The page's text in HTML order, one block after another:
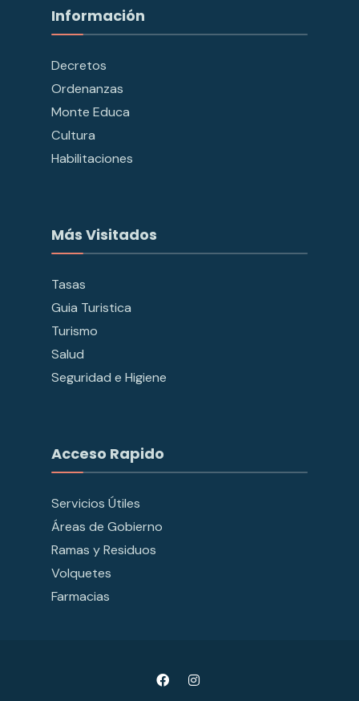
Información
Decretos
Ordenanzas
Monte Educa
Cultura
Habilitaciones
Más Visitados
Tasas
Guia Turistica
Turismo
Salud
Seguridad e Higiene
Acceso Rapido
Servicios Útiles
Áreas de Gobierno
Ramas y Residuos
Volquetes
Farmacias